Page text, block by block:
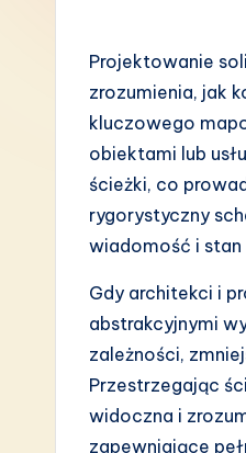
Projektowanie
zrozumienia, jak
kluczowego
obiektami lub
ścieżki, co
rygorystyczny
wiadomość i stan
Gdy architekci i
abstrakcyjnymi
zależności,
Przestrzegając
widoczna i
zapewniające